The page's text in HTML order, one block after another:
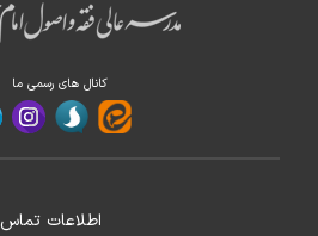
کانال های رسمی ما
اطلاعات تماس